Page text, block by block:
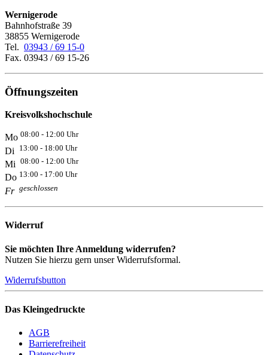
Wernigerode
Bahnhofstraße 39
38855 Wernigerode
Tel. 03943 / 69 15-0
Fax. 03943 / 69 15-26
Öffnungszeiten
Kreisvolkshochschule
Mo 08:00 - 12:00 Uhr
Di 13:00 - 18:00 Uhr
Mi 08:00 - 12:00 Uhr
Do 13:00 - 17:00 Uhr
Fr geschlossen
Widerruf
Sie möchten Ihre Anmeldung widerrufen?
Nutzen Sie hierzu gern unser Widerrufsformal.
Widerrufsbutton
Das Kleingedruckte
AGB
Barrierefreiheit